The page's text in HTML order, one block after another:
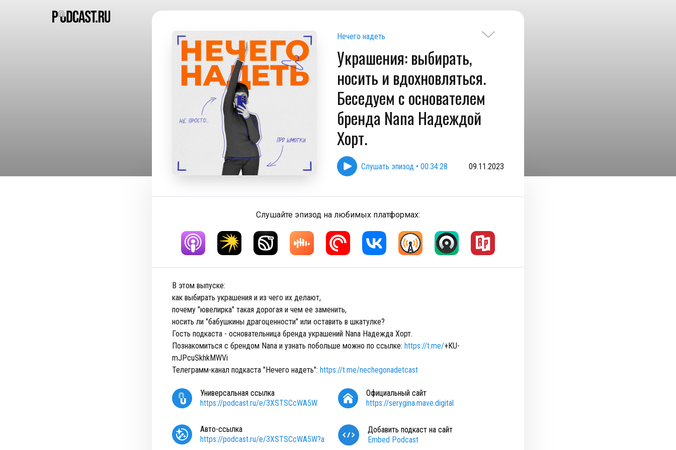
Нечего надеть
Украшения: выбирать,
носить и вдохновляться.
Беседуем с основателем
бренда Nana Надеждой
Хорт.
Слушать эпизод • 00:34:28 09.11.2023
Слушайте эпизод на любимых платформах:
В этом выпуске:
как выбирать украшения и из чего их делают,
почему "ювелирка" такая дорогая и чем ее заменить,
носить ли "бабушкины драгоценности" или оставить в шкатулке?
Гость подкаста - основательница бренда украшений Nana Надежда Хорт.
Познакомиться с брендом Nana и узнать побольше можно по ссылке: https://t.me/+KU-
mJPcuSkhkMWVi
Телеграмм-канал подкаста "Нечего надеть": https://t.me/nechegonadetcast
Универсальная ссылка
https://podcast.ru/e/3XSTSCcWA5W
Официальный сайт
https://serygina.mave.digital
Авто-ссылка
https://podcast.ru/e/3XSTSCcWA5W?a
Добавить подкаст на сайт
Embed Podcast